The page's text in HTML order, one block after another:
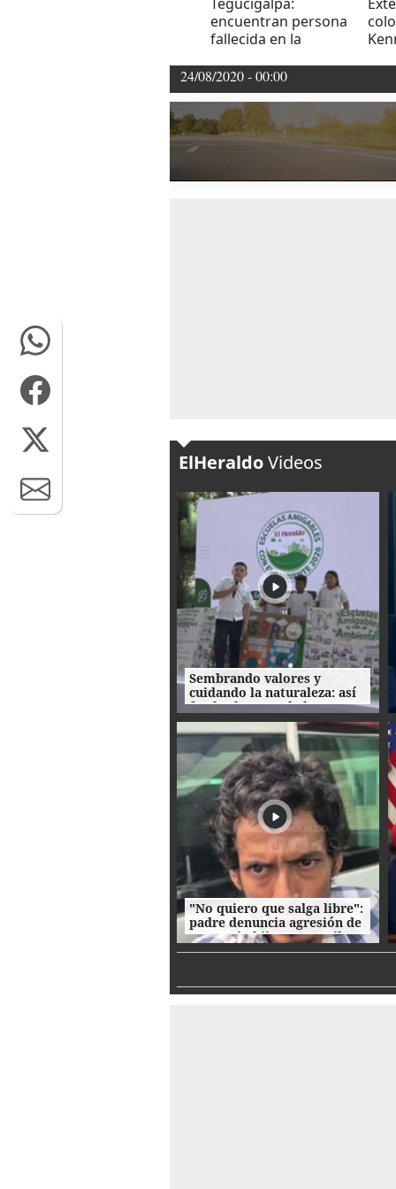
encuentran persona
fallecida en la
24/08/2020 - 00:00
ElHeraldoVideos
Sembrando valores y
cuidando la naturaleza: así
fue la clausura de las
Escuelas Amigables con el
Ambiente
"No quiero que salga libre":
padre denuncia agresión de
su propio hijo en La Ceiba